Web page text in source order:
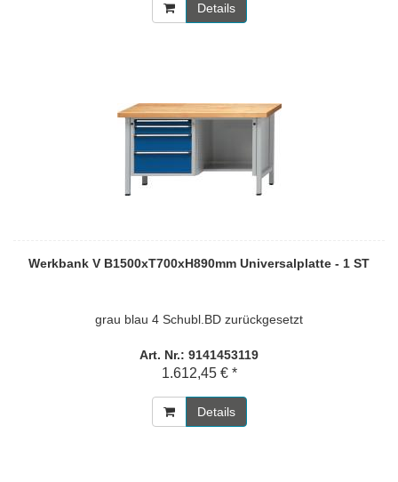
Details
Werkbank V B1500xT700xH890mm Universalplatte - 1 ST
grau blau 4 Schubl.BD zurückgesetzt
Art. Nr.: 9141453119
1.612,45 € *
Details